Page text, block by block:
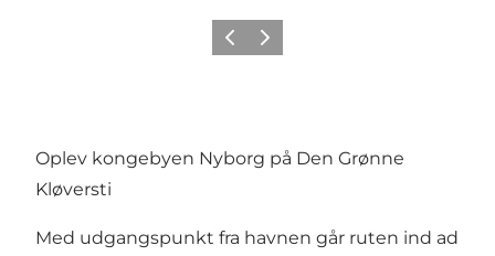
ForrigeNæste
Oplev kongebyen Nyborg på Den Grønne
Kløversti
Med udgangspunkt fra havnen går ruten ind ad